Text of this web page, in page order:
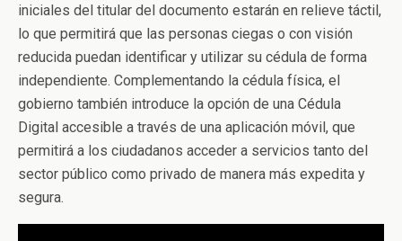
iniciales del titular del documento estarán en relieve táctil,
lo que permitirá que las personas ciegas o con visión
reducida puedan identificar y utilizar su cédula de forma
independiente. Complementando la cédula física, el
gobierno también introduce la opción de una Cédula
Digital accesible a través de una aplicación móvil, que
permitirá a los ciudadanos acceder a servicios tanto del
sector público como privado de manera más expedita y
segura.